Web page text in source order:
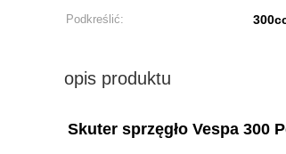
Podkreślić:
opis produktu
Skuter sprzęgło Vespa 300